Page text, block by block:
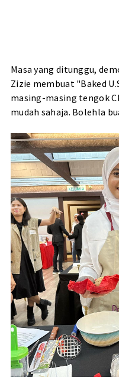
Masa yang ditunggu,
Zizie membuat "Baked
masing-masing tengok
mudah sahaja. Bolehla